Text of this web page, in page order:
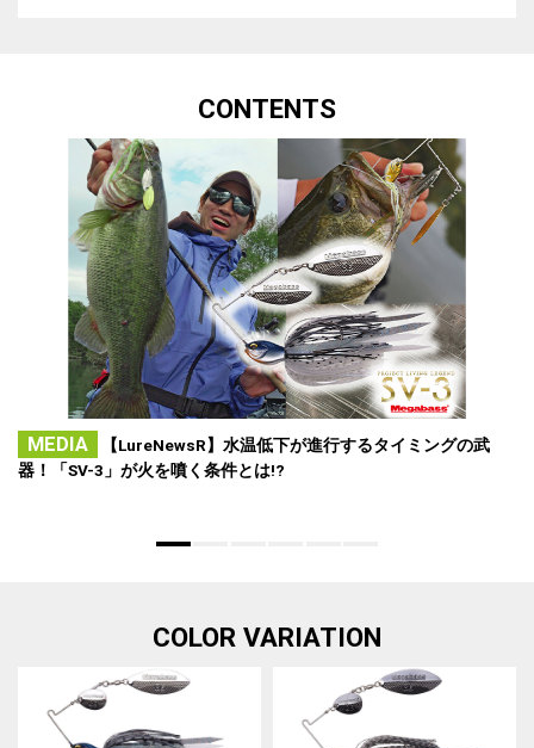
CONTENTS
MEDIA
【LureNewsR】水温低下が進行するタイミングの武
器！「SV-3」が火を噴く条件とは!?
COLOR VARIATION